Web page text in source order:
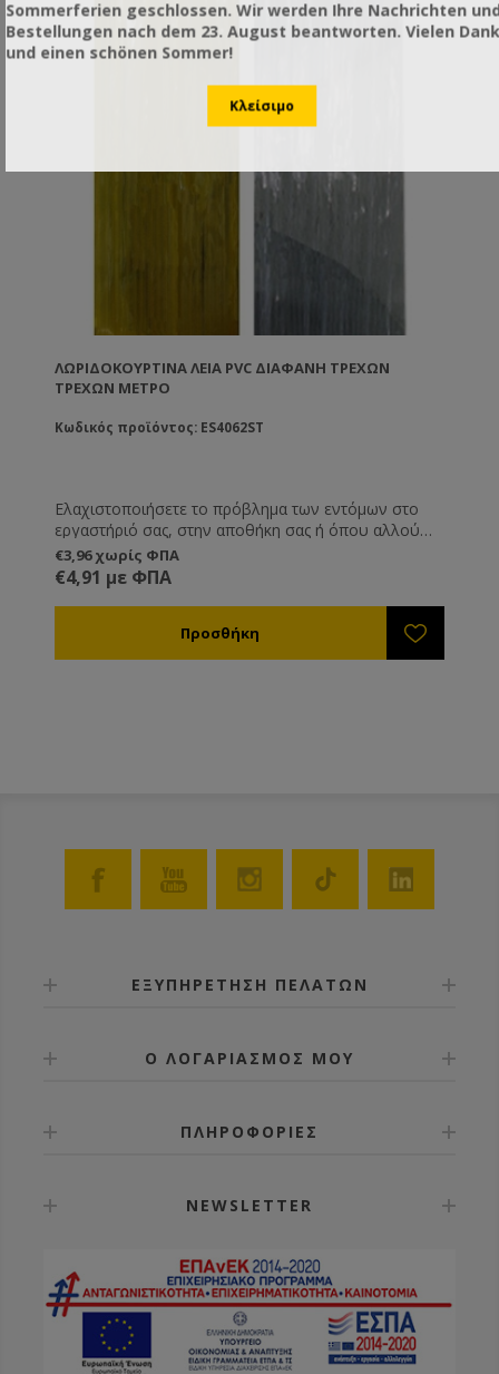
ΛΩΡΙΔΟΚΟΥΡΤΊΝΑ ΛΕΊΑ PVC ΔΙΆΦΑΝΗ ΤΡΈΧΩΝ
ΤΡΈΧΩΝ ΜΈΤΡΟ
Κωδικός προϊόντος: ES4062ST
Ελαχιστοποιήσετε το πρόβλημα των εντόμων στο
εργαστήριό σας, στην αποθήκη σας ή όπου αλλού
υπάρχει πρόβλημα. Αποτελεσματικός, οικονομικός
και καλαίσθητος τρόπος για να κρατήσετε τα έντομα
έξω από τους χώρους σας. Μπορούμε να σας
τοποθέτηση αρκεί να μας δώσετε το ολικό ύψος και
φάρδος της εισόδου που θέλετε να προστατέψετε.
€3,96 χωρίς ΦΠΑ
€4,91 με ΦΠΑ
ΕΞΥΠΗΡΕΤΗΣΗ ΠΕΛΑΤΩΝ
Ο ΛΟΓΑΡΙΑΣΜΟΣ ΜΟΥ
ΠΛΗΡΟΦΟΡΙΕΣ
NEWSLETTER
Sommerferien geschlossen. Wir werden Ihre Nachrichten
Bestellungen nach dem 23. August beantworten. Vielen Dank
und einen schönen Sommer!